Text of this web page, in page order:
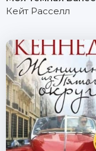
Кейт Расселл